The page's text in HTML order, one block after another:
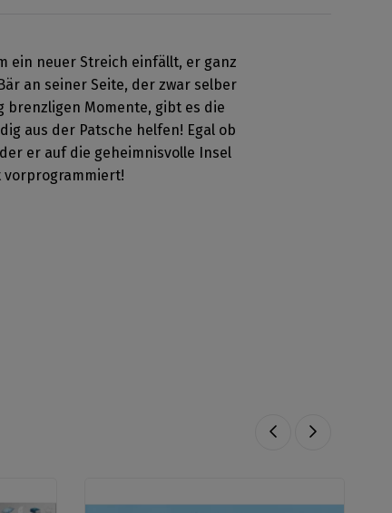
ein neuer Streich einfällt, er ganz
an seiner Seite, der zwar selber
Momente, gibt es die
aus der Patsche helfen! Egal ob
er auf die geheimnisvolle Insel
vorprogrammiert!